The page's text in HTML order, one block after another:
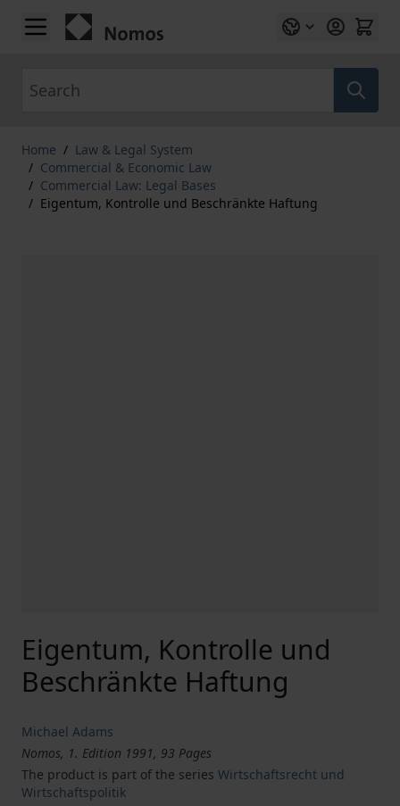
Skip to Content
Home / Law & Legal System
/ Commercial & Economic Law
/ Commercial Law: Legal Bases
/ Eigentum, Kontrolle und Beschränkte Haftung
Eigentum, Kontrolle und
Beschränkte Haftung
Michael Adams
Nomos, 1. Edition 1991, 93 Pages
The product is part of the series Wirtschaftsrecht und
Wirtschaftspolitik